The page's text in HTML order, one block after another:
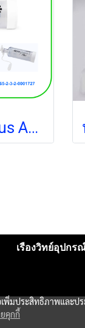
AeroTrach Plus Anti-Static VH (101505) กระบอกพ่นยา สำหรับผู้ป่วยเจาะคอที่หายใจเองได้
เรืองวิทย์อุปกรณ์
เพิ่มประสิทธิภาพและป
คุกกี้